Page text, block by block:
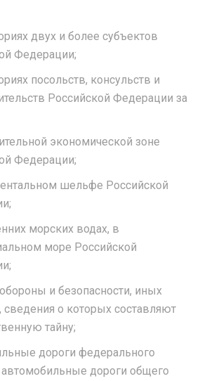
двух и более субъектов
Федерации;
посольств, консульств и
Российской Федерации за
экономической зоне
Федерации;
шельфе Российской
морских водах, в
море Российской
и безопасности, иных
сведения о которых составляют
тайну;
дороги федерального
автомобильные дороги общего